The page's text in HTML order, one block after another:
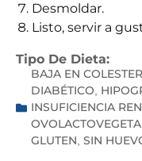
Desmoldar.
Listo, servir a
Tipo De Dieta:
BAJA EN
DIABÉTICO
INSUFICIENCIA
GLUTEN SIN